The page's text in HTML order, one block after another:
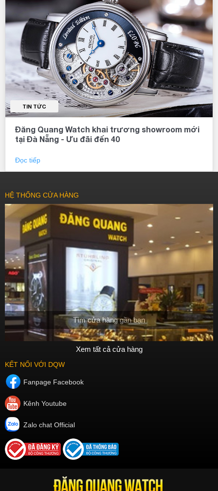
TIN TỨC
Đăng Quang Watch khai trương showroom mới
tại Đà Nẵng - Ưu đãi đến 40
Đọc tiếp
HỆ THỐNG CỬA HÀNG
Tìm cửa hàng gần bạn
Xem tất cả cửa hàng
KẾT NỐI VỚI DQW
Fanpage Facebook
Kênh Youtube
Zalo chat Official